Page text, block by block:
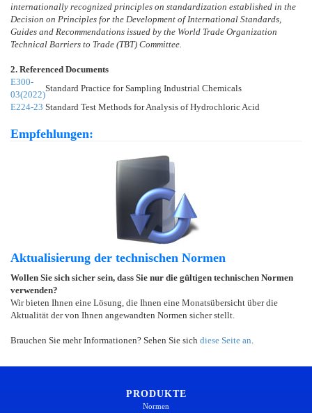
internationally recognized principles on standardization established in the
Decision on Principles for the Development of International Standards,
Guides and Recommendations issued by the World Trade Organization
Technical Barriers to Trade (TBT) Committee.
2. Referenced Documents
E300-
03(2022)
Standard Practice for Sampling Industrial Chemicals
E224-23 Standard Test Methods for Analysis of Hydrochloric Acid
Empfehlungen:
Aktualisierung der technischen Normen
Wollen Sie sich sicher sein, dass Sie nur die gültigen technischen Normen
verwenden?
Wir bieten Ihnen eine Lösung, die Ihnen eine Monatsübersicht über die
Aktualität der von Ihnen angewandten Normen sicher stellt.
Brauchen Sie mehr Informationen? Sehen Sie sich diese Seite an
PRODUKTE
Normen